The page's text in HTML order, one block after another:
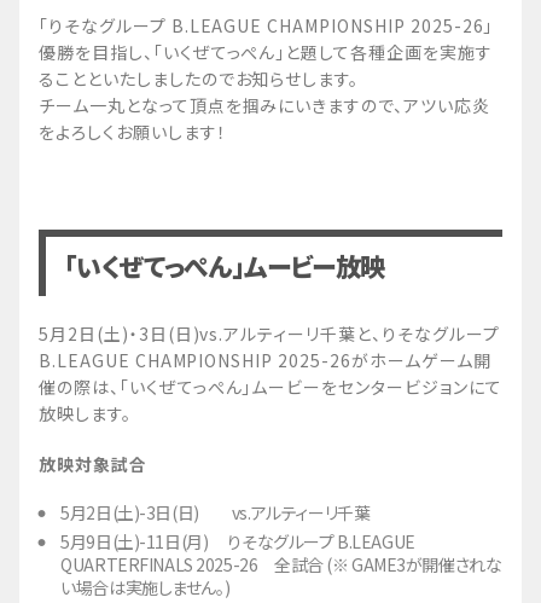
「りそなグループ B.LEAGUE CHAMPIONSHIP 2025-26」
優勝を目指し、「いくぜてっぺん」と題して各種企画を実施す
ることといたしましたのでお知らせします。
チーム一丸となって頂点を掴みにいきますので、アツい応炎
をよろしくお願いします！
「いくぜてっぺん」ムービー放映
5月2日(土)・3日(日)vs.アルティーリ千葉と、りそなグループ
B.LEAGUE CHAMPIONSHIP 2025-26がホームゲーム開
催の際は、「いくぜてっぺん」ムービーをセンタービジョンにて
放映します。
放映対象試合
5月2日(土)-3日(日) vs.アルティーリ千葉
5月9日(土)-11日(月) りそなグループ B.LEAGUE
QUARTERFINALS 2025-26 全試合 (※ GAME3が開催されな
い場合は実施しません。)